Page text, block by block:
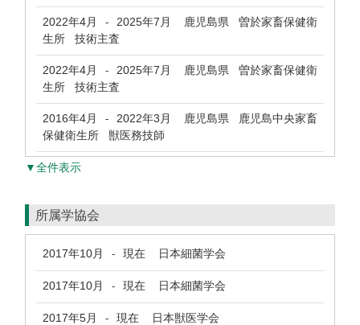
2022年4月 - 2025年7月
鹿児島県 曽於家畜保健衛
生所 技術主査
2022年4月 - 2025年7月
鹿児島県 曽於家畜保健衛
生所 技術主査
2016年4月 - 2022年3月
鹿児島県 鹿児島中央家畜
保健衛生所 獣医務技師
▼全件表示
所属学協会
2017年10月 - 現在 日本細菌学会
2017年10月 - 現在 日本細菌学会
2017年5月 - 現在 日本獣医学会